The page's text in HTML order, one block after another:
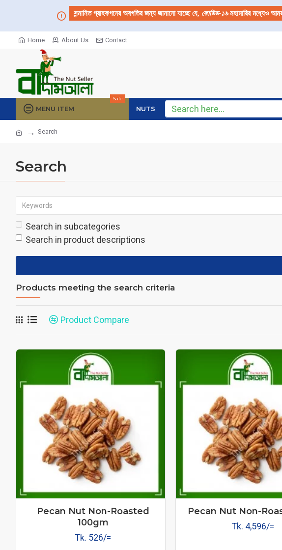
সন্মানিত গ্রাহকগনের অবগতির জন্য জানানো যাচ্ছে যে, কোভিড-১৯মহামারির মধ্যেও
Home About Us Contact
MENU ITEM
Sale
NUTS
Search
Search
Search in subcategories
Search in product descriptions
Products meeting the search criteria
Product Compare
Pecan Nut Non-Roasted
100gm
Tk. 526/=
Pecan Nut Non-
Tk. 4,596/=